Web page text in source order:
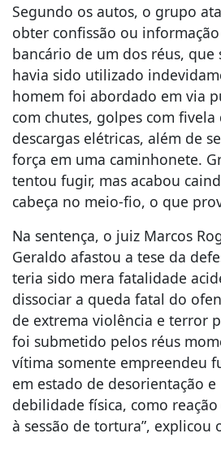
Segundo os autos, o grupo
obter confissão ou
bancário de um dos réus, que
havia sido utilizado
homem foi abordado em via
com chutes, golpes com fivela
descargas elétricas, além de
força em uma caminhonete.
tentou fugir, mas acabou
cabeça no meio-fio, o que
Na sentença, o juiz Marcos
Geraldo afastou a tese da
teria sido mera fatalidade
dissociar a queda fatal do
de extrema violência e terror
foi submetido pelos réus
vítima somente empreendeu
em estado de desorientação
debilidade física, como
à sessão de tortura”, explicou